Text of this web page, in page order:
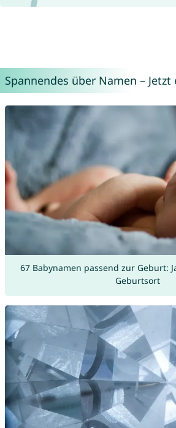
Spannendes über Namen –
67 Babynamen passend zur Geburt:
Geburtsort